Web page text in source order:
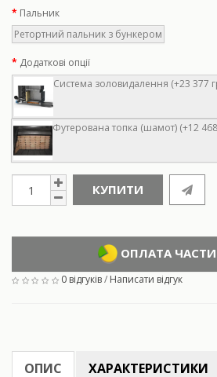
Пальник
Ретортний пальник з бункером
Додаткові опції
Система золовидалення (+23 377
Футерована топка (шамот) (+12
КУПИТИ
ОПЛАТА
0 відгуків/ Написати відгук
ОПИС
ХАРАКТЕРИСТИКИ